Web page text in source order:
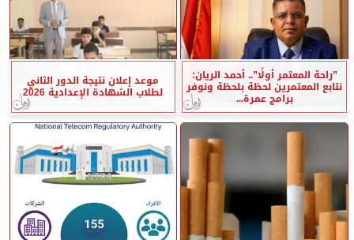
”راحة المعتمر أولًا”.. أحمد الريان:
نتابع المعتمرين لحظة بلحظة ونوفر
برامج عمرة...
موعد إعلان نتيجة الدور الثاني
لطلاب الشهادة الإعدادية 2026